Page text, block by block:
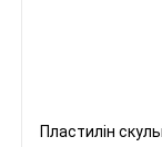
Пластилін